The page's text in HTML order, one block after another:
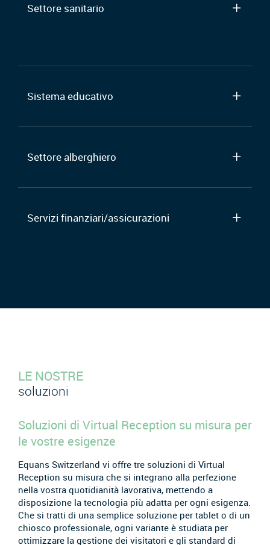
Settore sanitario
Sistema educativo
Settore alberghiero
Servizi finanziari/assicurazioni
LE NOSTRE
soluzioni
Soluzioni di Virtual Reception su misura per
le vostre esigenze
Equans Switzerland vi offre tre soluzioni di Virtual
Reception su misura che si integrano alla perfezione
nella vostra quotidianità lavorativa, mettendo a
disposizione la tecnologia più adatta per ogni esigenza.
Che si tratti di una semplice soluzione per tablet o di un
chiosco professionale, ogni variante è studiata per
ottimizzare la gestione dei visitatori e gli standard di